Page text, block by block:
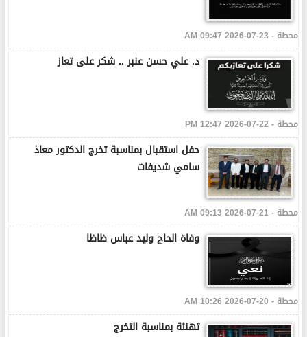
محطة - 23-07-2026 09:47 AM
د. علي حسن عنبر .. شكر على تعاز
محطة - 22-07-2026 12:47 PM
حفل استقبال بمناسبة تخرج الدكتور معاذ
سامي شديفات
محطة - 21-07-2026 09:13 AM
وفاة الحاج وليد عباس ظاظا
محطة - 20-07-2026 10:26 AM
تهنئة بمناسبة التخرج